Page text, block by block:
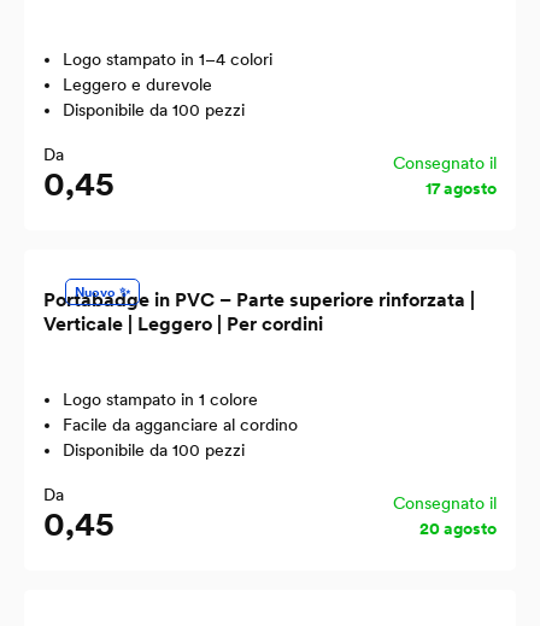
Logo stampato in 1–4 colori
Leggero e durevole
Disponibile da 100 pezzi
Da
0,45
Consegnato il
17 agosto
Nuovo ✨
Portabadge in PVC – Parte superiore rinforzata |
Verticale | Leggero | Per cordini
Logo stampato in 1 colore
Facile da agganciare al cordino
Disponibile da 100 pezzi
Da
0,45
Consegnato il
20 agosto